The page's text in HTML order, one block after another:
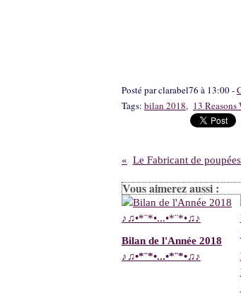
Posté par clarabel76 à 13:00 -
Tags: bilan 2018, 13 Reasons
Le Fabricant de
Vous aimerez aussi :
Bilan de l'Année 2018
♪♫•*¨*•...•*¨*•♫♪